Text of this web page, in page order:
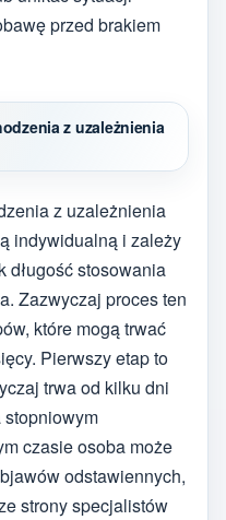
przed brakiem
z uzależnienia
z uzależnienia
indywidualną i zależy
długość stosowania
Zazwyczaj proces ten
które mogą trwać
Pierwszy etap to
trwa od kilku dni
czasie osoba może
odstawiennych,
strony specjalistów